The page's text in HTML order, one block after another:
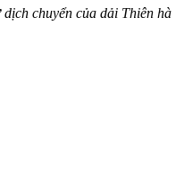
chuyển của dải Thiên hà